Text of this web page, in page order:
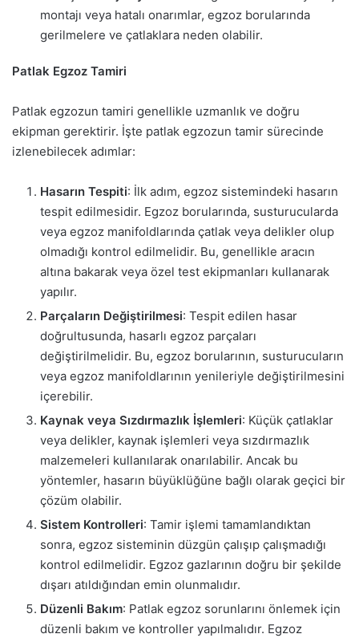
montajı veya hatalı onarımlar, egzoz borularında
gerilmelere ve çatlaklara neden olabilir.
Patlak Egzoz Tamiri
Patlak egzozun tamiri genellikle uzmanlık ve doğru
ekipman gerektirir. İşte patlak egzozun tamir sürecinde
izlenebilecek adımlar:
Hasarın Tespiti: İlk adım, egzoz sistemindeki hasarın
tespit edilmesidir. Egzoz borularında, susturucularda
veya egzoz manifoldlarında çatlak veya delikler olup
olmadığı kontrol edilmelidir. Bu, genellikle aracın
altına bakarak veya özel test ekipmanları kullanarak
yapılır.
Parçaların Değiştirilmesi: Tespit edilen hasar
doğrultusunda, hasarlı egzoz parçaları
değiştirilmelidir. Bu, egzoz borularının, susturucuların
veya egzoz manifoldlarının yenileriyle değiştirilmesini
içerebilir.
Kaynak veya Sızdırmazlık İşlemleri: Küçük çatlaklar
veya delikler, kaynak işlemleri veya sızdırmazlık
malzemeleri kullanılarak onarılabilir. Ancak bu
yöntemler, hasarın büyüklüğüne bağlı olarak geçici bir
çözüm olabilir.
Sistem Kontrolleri: Tamir işlemi tamamlandıktan
sonra, egzoz sisteminin düzgün çalışıp çalışmadığı
kontrol edilmelidir. Egzoz gazlarının doğru bir şekilde
dışarı atıldığından emin olunmalıdır.
Düzenli Bakım: Patlak egzoz sorunlarını önlemek için
düzenli bakım ve kontroller yapılmalıdır. Egzoz